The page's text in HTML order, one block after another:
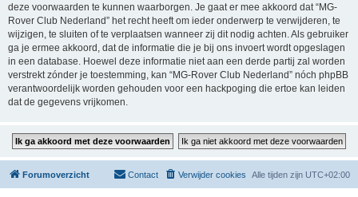
deze voorwaarden te kunnen waarborgen. Je gaat er mee akkoord dat “MG-
Rover Club Nederland” het recht heeft om ieder onderwerp te verwijderen, te
wijzigen, te sluiten of te verplaatsen wanneer zij dit nodig achten. Als gebruiker
ga je ermee akkoord, dat de informatie die je bij ons invoert wordt opgeslagen
in een database. Hoewel deze informatie niet aan een derde partij zal worden
verstrekt zónder je toestemming, kan “MG-Rover Club Nederland” nóch phpBB
verantwoordelijk worden gehouden voor een hackpoging die ertoe kan leiden
dat de gegevens vrijkomen.
Forumoverzicht Alle tijden zijn UTC+02:00
Verwijder cookies
Contact